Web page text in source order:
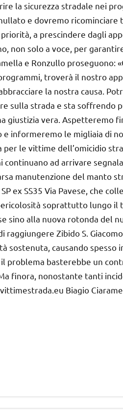
la sicurezza stradale nei
e dovremo ricominciare
a prescindere dagli
non solo a voce, per
e Ronzullo proseguono:
troverà il nostro
la nostra causa.
sulla strada e sta soffrendo
giustizia vera. Aspetteremo
e informeremo le migliaia di
per le vittime dell’omicidio
continuano ad arrivare
manutenzione del manto
ex SS35 Via Pavese, che
soprattutto lungo il
sino alla nuova rotonda del
Zibido S.
sostenuta, causando spesso
problema basterebbe un
finora, nonostante tanti
Biagio